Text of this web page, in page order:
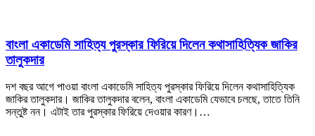
বাংলা একাডেমি সাহিত্য পুরস্কার ফিরিয়ে দিলেন কথাসাহিত্যিক জাকির
তালুকদার
দশ বছর আগে পাওয়া বাংলা একাডেমি সাহিত্য পুরস্কার ফিরিয়ে দিলেন কথাসাহিত্যিক
জাকির তালুকদার। জাকির তালুকদার বলেন, বাংলা একাডেমি যেভাবে চলছে, তাতে তিনি
সন্তুষ্ট নন। এটাই তার পুরস্কার ফিরিয়ে দেওয়ার কারণ।…